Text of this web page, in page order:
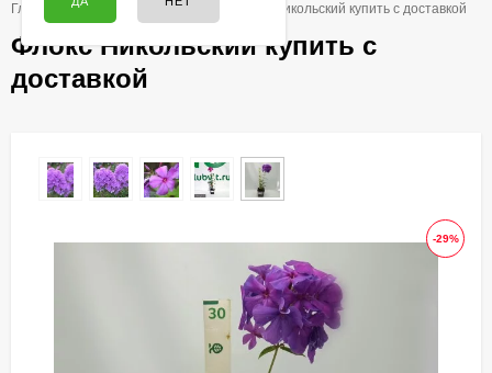
Главная Флоксы Флокс Никольский купить с доставкой
Флокс Никольский купить с
доставкой
-29%